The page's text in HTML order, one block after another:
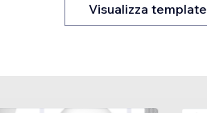
Visualizza template